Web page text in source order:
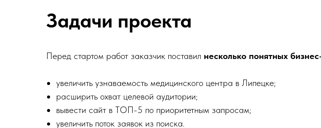
Задачи проекта
Перед стартом работ заказчик поставил несколько понятных
увеличить узнаваемость медицинского центра в Липецке;
расширить охват целевой аудитории;
вывести сайт в ТОП-5 по приоритетным запросам;
увеличить поток заявок из поиска.